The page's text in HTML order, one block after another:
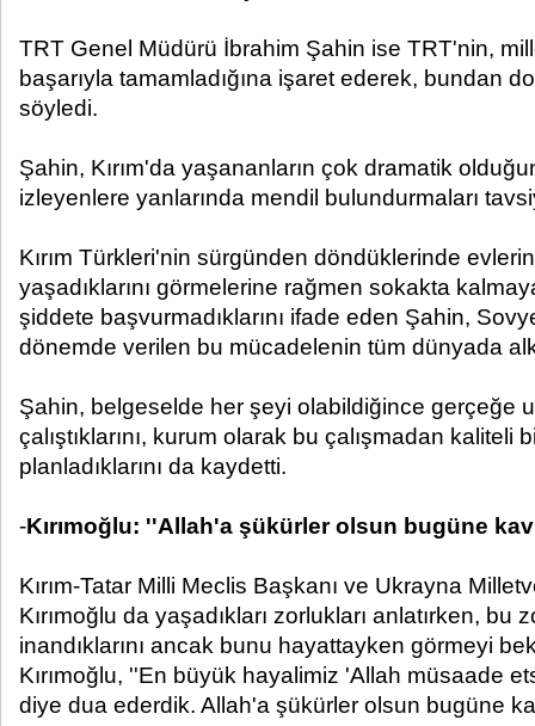
TRT Genel Müdürü İbrahim Şahin ise TRT'nin,
başarıyla tamamladığına işaret ederek, bundan
söyledi.
Şahin, Kırım'da yaşananların çok dramatik
izleyenlere yanlarında mendil bulundurmaları
Kırım Türkleri'nin sürgünden döndüklerinde
yaşadıklarını görmelerine rağmen sokakta
şiddete başvurmadıklarını ifade eden Şahin,
dönemde verilen bu mücadelenin tüm dünyada
Şahin, belgeselde her şeyi olabildiğince gerçeğe
çalıştıklarını, kurum olarak bu çalışmadan kaliteli
planladıklarını da kaydetti.
-Kırımoğlu: ''Allah'a şükürler olsun bugüne
Kırım-Tatar Milli Meclis Başkanı ve Ukrayna
Kırımoğlu da yaşadıkları zorlukları anlatırken,
inandıklarını ancak bunu hayattayken görmeyi
Kırımoğlu, ''En büyük hayalimiz 'Allah müsaade
diye dua ederdik. Allah'a şükürler olsun bugüne